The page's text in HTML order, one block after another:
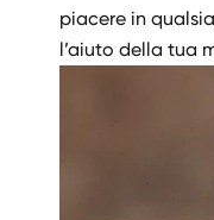
piacere in
l’aiuto della tua